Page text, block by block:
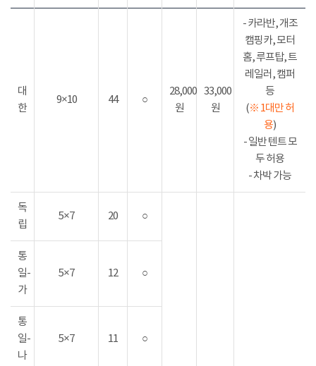
대
한
9×10 44 ○
28,000
원
33,000
원
- 카라반, 개조
캠핑카, 모터
홈, 루프탑, 트
레일러, 캠퍼
등
(※ 1대만 허
용)
- 일반 텐트 모
두 허용
- 차박 가능
독
립
5×7 20 ○
통
일-
가
5×7 12 ○
통
일-
나
5×7 11 ○